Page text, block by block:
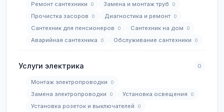
Ремонт сантехники 0 Замена и монтаж труб 0
Прочистка засоров 0 Диагностика и ремонт 0
Сантехник для пенсионеров 0 Сантехник на дом 0
Аварийная сантехника 0 Обслуживание сантехники 0
Услуги электрика 0
Монтаж электропроводки 0
Замена электропроводки 0 Установка освещения 0
Установка розеток и выключателей 0